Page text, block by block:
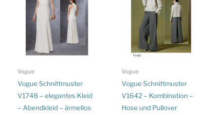
Vogue
Vogue Schnittmuster
V1748 – elegantes Kleid
– Abendkleid – ärmellos
Vogue
Vogue Schnittmuster
V1642 – Kombination –
Hose und Pullover